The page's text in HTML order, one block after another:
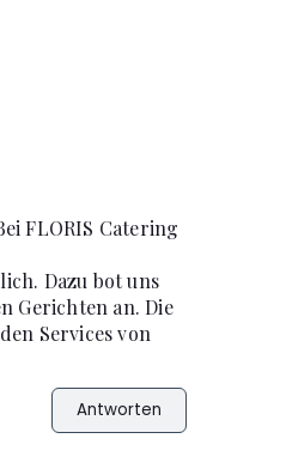
FLORIS Catering
Dazu bot uns
Gerichten an. Die
Services von
Antworten